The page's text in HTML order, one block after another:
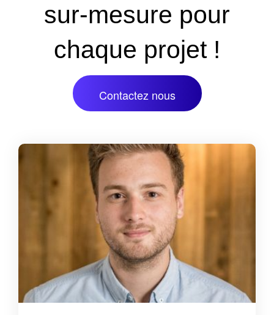
sur-mesure pour
chaque projet !
Contactez nous